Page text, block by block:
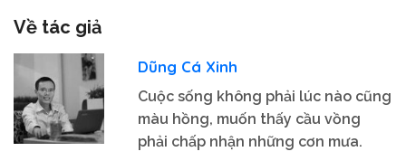
Về tác giả
Dũng Cá Xinh
Cuộc sống không phải lúc nào cũng
màu hồng, muốn thấy cầu vồng
phải chấp nhận những cơn mưa.